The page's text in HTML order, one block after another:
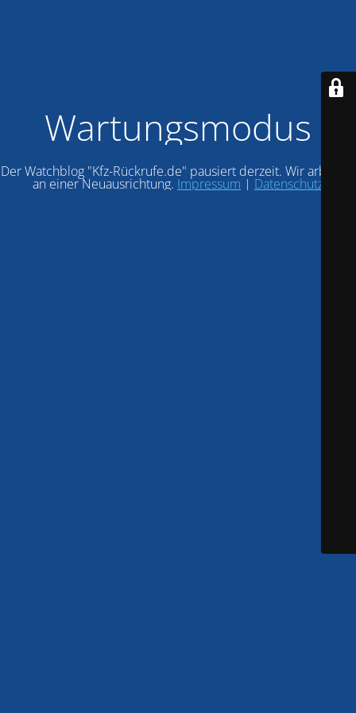
Wartungsmodus
Der Watchblog "Kfz-Rückrufe.de" pausiert derzeit. Wir arbeiten
an einer Neuausrichtung. Impressum | Datenschutz